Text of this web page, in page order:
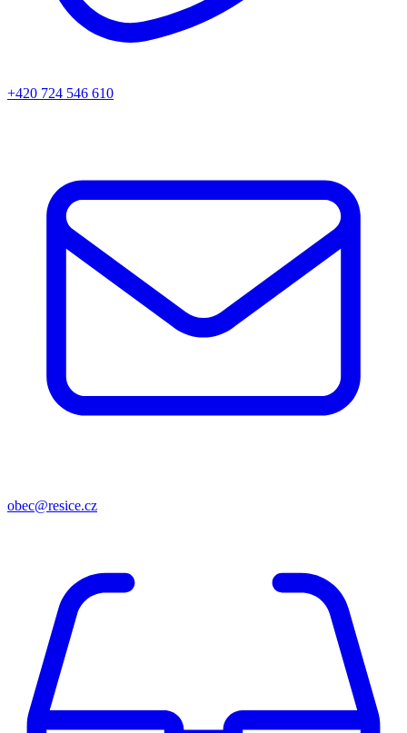
+420 724 546 610
obec@resice.cz